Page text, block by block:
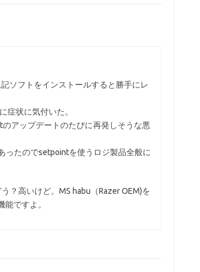
ソフトをインストールすると勝手にレ
症状に気付いた。
アップデートのたびに再発しそうな悪
ったのでsetpointを使うロジ製品全般に
？高いけど。MS habu（Razer OEM)を
ですよ。